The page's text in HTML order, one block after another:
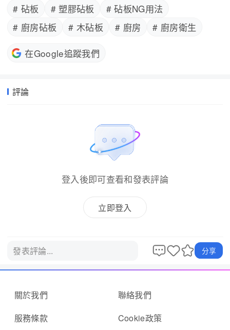
# 砧板 # 塑膠砧板
# 砧板NG用法
# 廚房砧板
# 木砧板 # 廚房 # 廚房衛生
在Google追蹤我們
評論
登入後即可查看和發表評論
立即登入
發表評論... 分享
關於我們
服務條款
聯絡我們
Cookie政策